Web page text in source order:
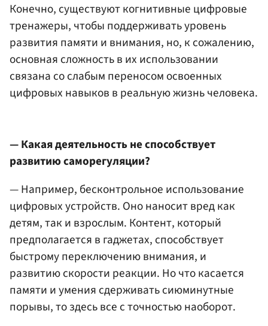
Конечно, существуют когнитивные цифровые
тренажеры, чтобы поддерживать уровень
развития памяти и внимания, но, к сожалению,
основная сложность в их использовании
связана со слабым переносом освоенных
цифровых навыков в реальную жизнь человека.
— Какая деятельность не способствует
развитию саморегуляции?
— Например, бесконтрольное использование
цифровых устройств. Оно наносит вред как
детям, так и взрослым. Контент, который
предполагается в гаджетах, способствует
быстрому переключению внимания, и
развитию скорости реакции. Но что касается
памяти и умения сдерживать сиюминутные
порывы, то здесь все с точностью наоборот.